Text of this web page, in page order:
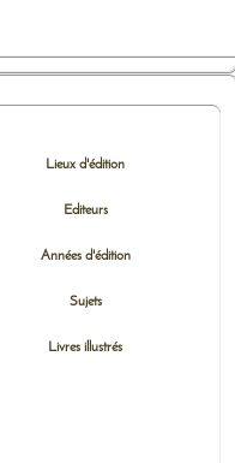
Lieux d'édition
Editeurs
Années d'édition
Sujets
Livres illustrés